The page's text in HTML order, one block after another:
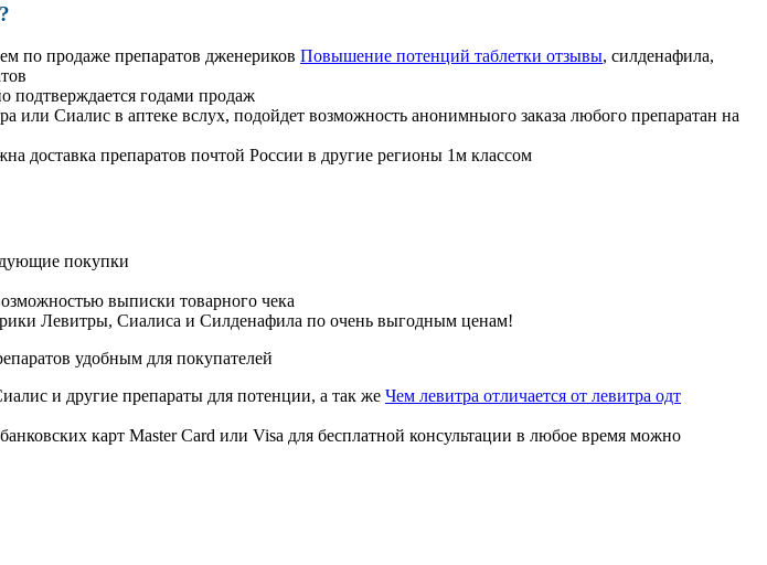
по продаже препаратов дженериков Повышение потенций таблетки отзывы, силденафила,
подтверждается годами продаж
Сиалис в аптеке вслух, подойдет возможность анонимныого заказа любого препаратан на
доставка препаратов почтой России в другие регионы 1м классом
покупки
выписки товарного чека
Левитры, Сиалиса и Силденафила по очень выгодным ценам!
удобным для покупателей
и другие препараты для потенции, а так же Чем левитра отличается от левитра одт
карт Master Card или Visa для бесплатной консультации в любое время можно